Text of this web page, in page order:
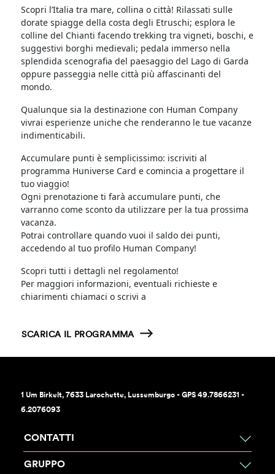
Scopri l’Italia tra mare, collina o città! Rilassati sulle
dorate spiagge della costa degli Etruschi; esplora le
colline del Chianti facendo trekking tra vigneti, boschi, e
suggestivi borghi medievali; pedala immerso nella
splendida scenografia del paesaggio del Lago di Garda
oppure passeggia nelle città più affascinanti del
mondo.
Qualunque sia la destinazione con Human Company
vivrai esperienze uniche che renderanno le tue vacanze
indimenticabili.
Accumulare punti è semplicissimo: iscriviti al
programma Huniverse Card e comincia a progettare il
tuo viaggio!
Ogni prenotazione ti farà accumulare punti, che
varranno come sconto da utilizzare per la tua prossima
vacanza.
Potrai controllare quando vuoi il saldo dei punti,
accedendo al tuo profilo Human Company!
Scopri tutti i dettagli nel regolamento!
Per maggiori informazioni, eventuali richieste e
chiarimenti chiamaci o scrivi a
SCARICA IL PROGRAMMA
1 Um Birkelt, 7633 Larochette, Lussemburgo - GPS 49.7866231 -
6.2076093
CONTATTI
GRUPPO